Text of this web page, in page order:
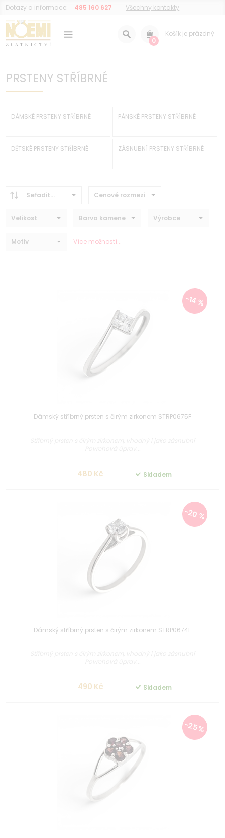
Dotazy a informace: 485 160 627 Všechny kontakty
0
Košík je prázdný
PRSTENY STŘÍBRNÉ
DÁMSKÉ PRSTENY STŘÍBRNÉ PÁNSKÉ PRSTENY STŘÍBRNÉ
DĚTSKÉ PRSTENY STŘÍBRNÉ ZÁSNUBNÍ PRSTENY STŘÍBRNÉ
Seřadit... Cenové rozmezí
Velikost Barva kamene Výrobce
Motiv Více možností...
-14 %
Dámský stříbrný prsten s čirým zirkonem STRP0675F
480 Kč Skladem
-20 %
Dámský stříbrný prsten s čirým zirkonem STRP0674F
490 Kč Skladem
-25 %